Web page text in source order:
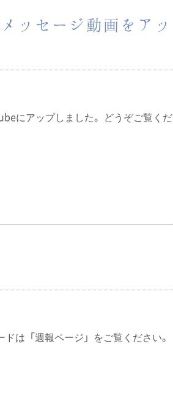
ッセージ動画をアッ
にアップしました。どうぞご覧くだ
は「週報ページ」をご覧ください。